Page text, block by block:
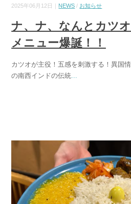
2025年06月12日｜ NEWS / お知らせ
ナ、ナ、なんとカツ
メニュー爆誕！！
カツオが主役！五感を刺激する！異国
の南西インドの伝統